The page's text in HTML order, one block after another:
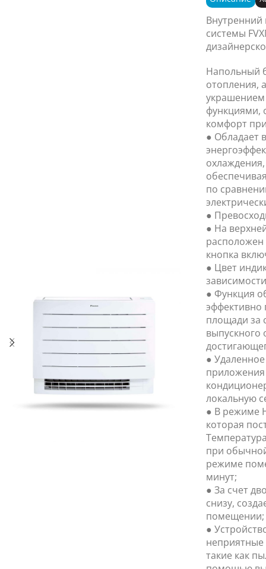
Внутренний
системы
Напольный
отопления,
функциями,
комфорт
● Обладает
по
●
● На
расположен
кнопка
● Цвет
● Функция
эффективно
площади за
выпускного
●
локальную
● В режиме
которая
при
режиме
минут;
● За счет
снизу,
помещении;
●
неприятные
такие как